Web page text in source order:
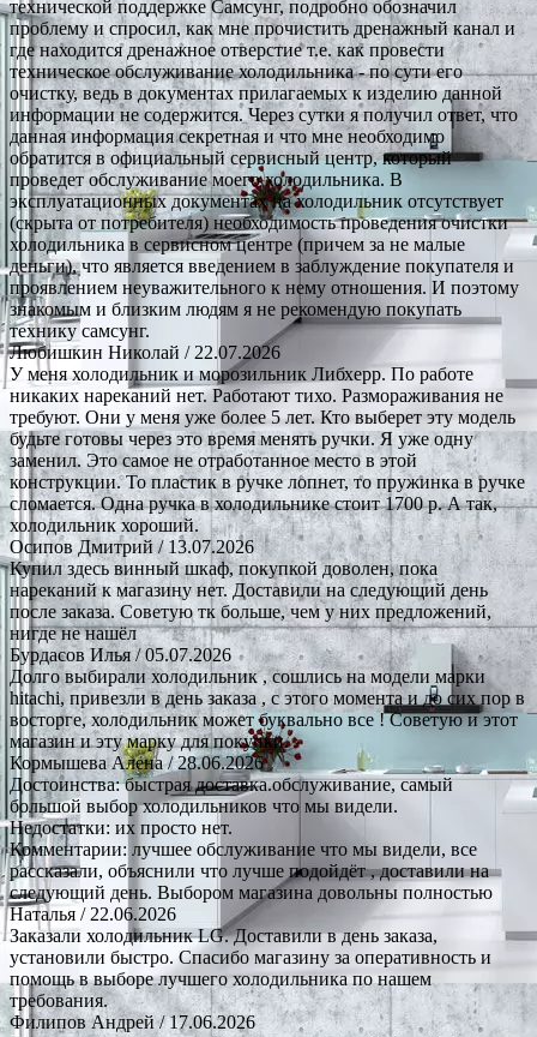
технической поддержке Самсунг, подробно обозначил
проблему и спросил, как мне прочистить дренажный канал и
где находится дренажное отверстие т.е. как провести
техническое обслуживание холодильника - по сути его
очистку, ведь в документах прилагаемых к изделию данной
информации не содержится. Через сутки я получил ответ, что
данная информация секретная и что мне необходимо
обратится в официальный сервисный центр, который
проведет обслуживание моего холодильника. В
эксплуатационных документах на холодильник отсутствует
(скрыта от потребителя) необходимость проведения очистки
холодильника в сервисном центре (причем за не малые
деньги), что является введением в заблуждение покупателя и
проявлением неуважительного к нему отношения. И поэтому
знакомым и близким людям я не рекомендую покупать
технику самсунг.
Любишкин Николай / 22.07.2026
У меня холодильник и морозильник Либхерр. По работе
никаких нареканий нет. Работают тихо. Размораживания не
требуют. Они у меня уже более 5 лет. Кто выберет эту модель
будьте готовы через это время менять ручки. Я уже одну
заменил. Это самое не отработанное место в этой
конструкции. То пластик в ручке лопнет, то пружинка в ручке
сломается. Одна ручка в холодильнике стоит 1700 р. А так,
холодильник хороший.
Осипов Дмитрий / 13.07.2026
Купил здесь винный шкаф, покупкой доволен, пока
нареканий к магазину нет. Доставили на следующий день
после заказа. Советую тк больше, чем у них предложений,
нигде не нашёл
Бурдасов Илья/ 05.07.2026
Долго выбирали холодильник , сошлись на модели марки
hitachi, привезли в день заказа , с этого момента и до сих пор в
восторге, холодильник может буквально все ! Советую и этот
магазин и эту марку для покупки.
Кормышева Алена/ 28.06.2026
Достоинства: быстрая доставка.обслуживание, самый
большой выбор холодильников что мы видели.
Недостатки: их просто нет.
Комментарии: лучшее обслуживание что мы видели, все
рассказали, объяснили что лучше подойдёт , доставили на
следующий день. Выбором магазина довольны полностью
Наталья / 22.06.2026
Заказали холодильник LG. Доставили в день заказа,
установили быстро. Спасибо магазину за оперативность и
помощь в выборе лучшего холодильника по нашем
требования.
Филипов Андрей/ 17.06.2026